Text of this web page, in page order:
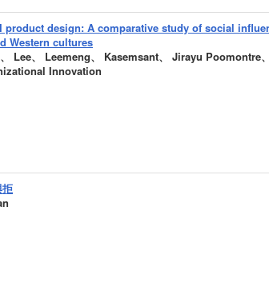
product design: A comparative study of social
Western cultures
Lee、 Leemeng、 Kasemsant、 Jirayu Poomontre
Innovation
拒